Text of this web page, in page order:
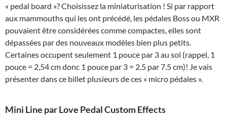
« pedal board »? Choisissez la miniaturisation ! Si par rapport
aux mammouths qui les ont précédé, les pédales Boss ou MXR
pouvaient être considérées comme compactes, elles sont
dépassées par des nouveaux modèles bien plus petits.
Certaines occupent seulement 1 pouce par 3 au sol (rappel, 1
pouce = 2,54 cm donc 1 pouce par 3 = 2.5 par 7.5 cm)! Je vais
présenter dans ce billet plusieurs de ces « micro pédales ».
Mini Line par Love Pedal Custom Effects